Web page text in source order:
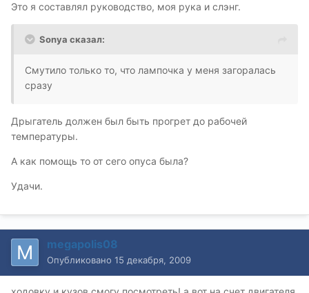
Это я составлял руководство, моя рука и слэнг.
Sonya сказал:
Смутило только то, что лампочка у меня загоралась
сразу
Дрыгатель должен был быть прогрет до рабочей
температуры.
А как помощь то от сего опуса была?
Удачи.
megapolis08
Опубликовано 15 декабря, 2009